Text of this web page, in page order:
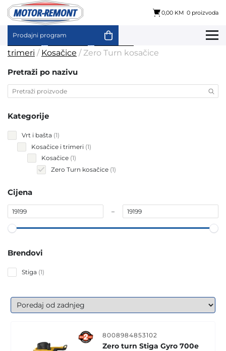
content
0,00 KM 0 proizvoda
Prodajni program
Početna Vrt i bašta
Kosačice i
trimeri / Kosačice / Zero Turn kosačice
Pretraži po nazivu
Kategorije
Vrt i bašta 11
Kosačice i trimeri 11
Kosačice 11
product
Zero Turn kosačice 11
Cijena
–
Brendovi
Stiga 11
8008984853102
Zero turn Stiga Gyro 700e